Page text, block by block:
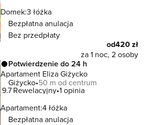
Domek:3 łóżka
Bezpłatna anulacja
Bez przedpłaty
od420 zł
za 1 noc, 2 osoby
Potwierdzenie do 24 h
Apartament Eliza Giżycko
Giżycko 50 m od centrum
9.7Rewelacyjny 1 opinia
Apartament:4 łóżka
Bezpłatna anulacja